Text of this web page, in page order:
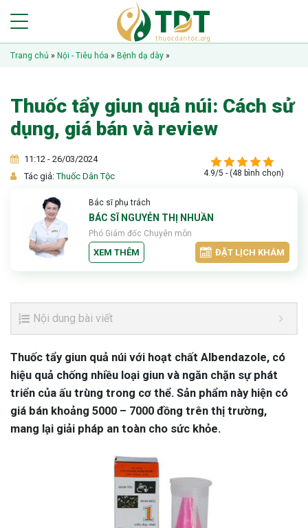
Trang chủ » Nội - Tiêu hóa » Bệnh dạ dày »
Thuốc tẩy giun quả núi: Cách sử
dụng, giá bán và review
11:12 - 26/03/2024
Tác giả:Thuốc Dân Tộc 4.9/5 - (48 bình chọn)
Bác sĩ phụ trách
BÁC SĨ NGUYỄN THỊ NHUẦN
Phó Giám đốc Chuyên môn
XEM THÊM ĐẶT LỊCH KHÁM
Nội dung bài viết
Thuốc tẩy giun quả núi với hoạt chất Albendazole, có
hiệu quả chống nhiều loại giun và ngăn chặn sự phát
triển của ấu trùng trong cơ thể. Sản phẩm này hiện có
giá bán khoảng 5000 – 7000 đồng trên thị trường,
mang lại giải pháp an toàn cho sức khỏe.